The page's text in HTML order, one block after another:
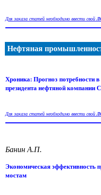
Для заказа статей необходимо ввести свой
Нефтяная
Хроника: Прогноз потребности
президента нефтяной компании
Для заказа статей необходимо ввести свой
Банин А.П.
Экономическая эффективность
мостам